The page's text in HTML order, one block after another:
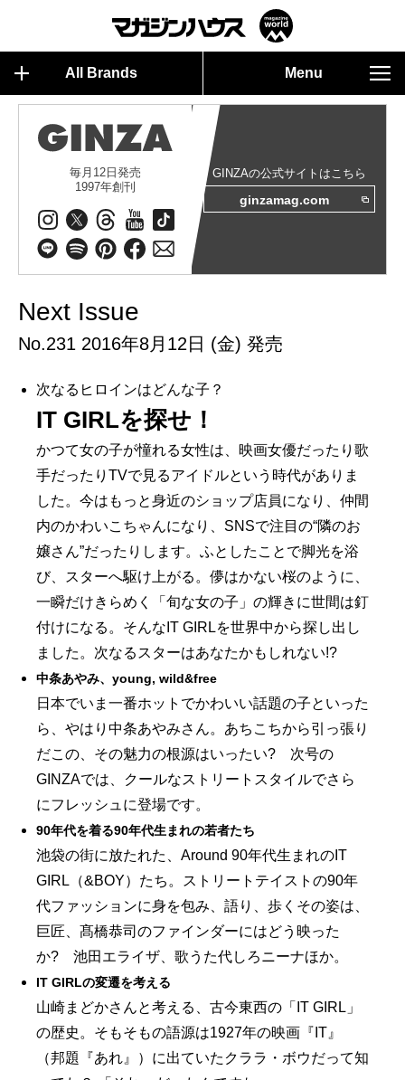
All Brands Menu
毎月12日発売
1997年創刊
GINZAの公式サイトはこちら
ginzamag.com
Next Issue
No.231 2016年8月12日 (金) 発売
次なるヒロインはどんな子？
IT GIRLを探せ！
かつて女の子が憧れる女性は、映画女優だったり歌
手だったりTVで見るアイドルという時代がありま
した。今はもっと身近のショップ店員になり、仲間
内のかわいこちゃんになり、SNSで注目の“隣のお
嬢さん”だったりします。ふとしたことで脚光を浴
び、スターへ駆け上がる。儚はかない桜のように、
一瞬だけきらめく「旬な女の子」の輝きに世間は釘
付けになる。そんなIT GIRLを世界中から探し出し
ました。次なるスターはあなたかもしれない!?
中条あやみ、young, wild&free
日本でいま一番ホットでかわいい話題の子といった
ら、やはり中条あやみさん。あちこちから引っ張り
だこの、その魅力の根源はいったい? 次号の
GINZAでは、クールなストリートスタイルでさら
にフレッシュに登場です。
90年代を着る90年代生まれの若者たち
池袋の街に放たれた、Around 90年代生まれのIT
GIRL（&BOY）たち。ストリートテイストの90年
代ファッションに身を包み、語り、歩くその姿は、
巨匠、髙橋恭司のファインダーにはどう映った
か? 池田エライザ、歌うた代しろニーナほか。
IT GIRLの変遷を考える
山崎まどかさんと考える、古今東西の「IT GIRL」
の歴史。そもそもの語源は1927年の映画『IT』
（邦題『あれ』）に出ていたクララ・ボウだって知